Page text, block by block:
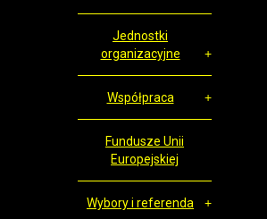
Jednostki
organizacyjne
Współpraca
Fundusze Unii
Europejskiej
Wybory i referenda